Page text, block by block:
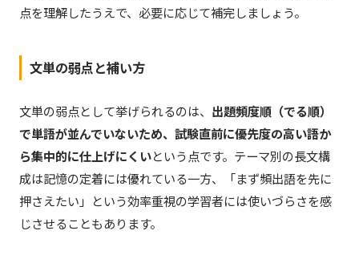
点を理解したうえで、必要に応じて補完しましょう。
文単の弱点と補い方
文単の弱点として挙げられるのは、 出題頻度順（でる順）
で単語が並んでいないため、試験直前に優先度の高い語か
ら集中的に仕上げにくいという点です。テーマ別の長文構
成は記憶の定着には優れている一方、「まず頻出語を先に
押さえたい」という効率重視の学習者には使いづらさを感
じさせることもあります。